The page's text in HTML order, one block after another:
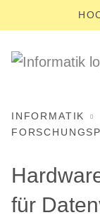
INFORMATIK
für